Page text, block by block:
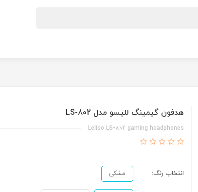
هدفون گیمینگ للیسو مدل LS-802
Leliso LS-802 gaming headphones
انتخاب رنگ: مشکی